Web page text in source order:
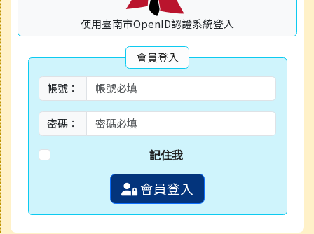
使用臺南市OpenID認證系統登入
會員登入
帳號：
密碼：
記住我
會員登入